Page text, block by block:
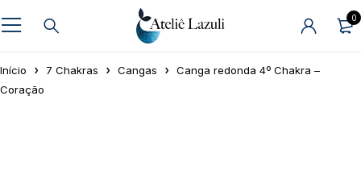
0
Início 7 Chakras Cangas
Canga redonda 4º Chakra –
Coração